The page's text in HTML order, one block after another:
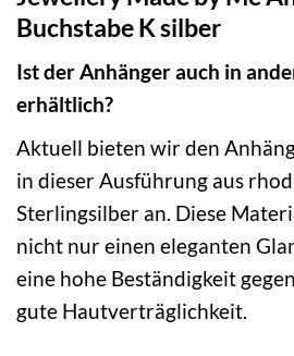
Buchstabe K silber
Ist der Anhänger auch in
erhältlich?
Aktuell bieten wir den
in dieser Ausführung aus
Sterlingsilber an. Diese
nicht nur einen eleganten
eine hohe Beständigkeit
gute Hautverträglichkeit.